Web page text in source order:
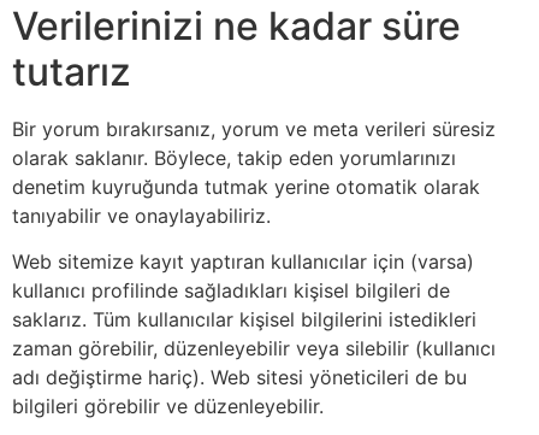
Verilerinizi ne kadar süre
tutarız
Bir yorum bırakırsanız, yorum ve meta verileri süresiz
olarak saklanır. Böylece, takip eden yorumlarınızı
denetim kuyruğunda tutmak yerine otomatik olarak
tanıyabilir ve onaylayabiliriz.
Web sitemize kayıt yaptıran kullanıcılar için (varsa)
kullanıcı profilinde sağladıkları kişisel bilgileri de
saklarız. Tüm kullanıcılar kişisel bilgilerini istedikleri
zaman görebilir, düzenleyebilir veya silebilir (kullanıcı
adı değiştirme hariç). Web sitesi yöneticileri de bu
bilgileri görebilir ve düzenleyebilir.